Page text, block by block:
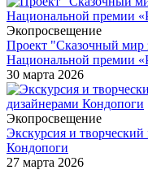
Экопросвещение
Проект "Сказочный мир
Национальной премии
30 марта 2026
Экопросвещение
Экскурсия и
Кондопоги
27 марта 2026